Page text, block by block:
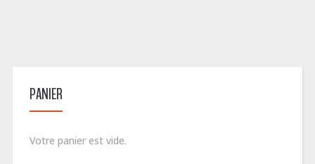
PANIER
Votre panier est vide.